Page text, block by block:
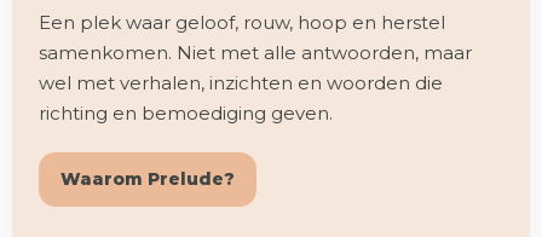
Een plek waar geloof, rouw, hoop en herstel
samenkomen. Niet met alle antwoorden, maar
wel met verhalen, inzichten en woorden die
richting en bemoediging geven.
Waarom Prelude?